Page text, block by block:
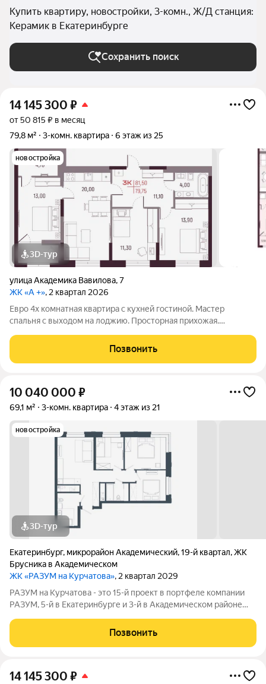
Купить квартиру, новостройки, 3-комн., Ж/Д станция:
Керамик в Екатеринбурге
Сохранить поиск
14 145 300 ₽
от 50 815 ₽ в месяц
79,8 м²
3-комн. квартира 6 этаж из 25
новостройка
3D-тур
улица Академика Вавилова,7
ЖК «А +», 2 квартал 2026
Евро 4х комнатная квартира с кухней гостиной. Мастер
спальня с выходом на лоджию. Просторная прихожая.
Юг. Современные планировки, просторные
Позвонить
10 040 000 ₽
69,1 м² 3-комн. квартира 4 этаж из 21
новостройка
3D-тур
Екатеринбург, микрорайон Академический,19-й квартал,ЖК
Брусника в Академическом
ЖК «РАЗУМ на Курчатова», 2 квартал 2029
РАЗУМ на Курчатова - это 15-й проект в портфеле компании
РАЗУМ, 5-й в Екатеринбурге и 3-й в Академическом районе
состоит из шести секций, архитектура которых ориентирована
на сохранение визуальной
Позвонить
14 145 300 ₽